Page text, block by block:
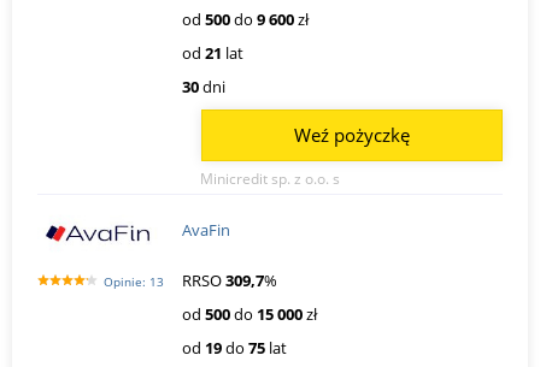
od 500do 9 600zł
od 21 lat
30dni
Minicredit sp. z o.o. s
Weź pożyczkę
Opinie: 13
AvaFin
RRSO309,7%
od 500do 15 000zł
od 19do 75 lat